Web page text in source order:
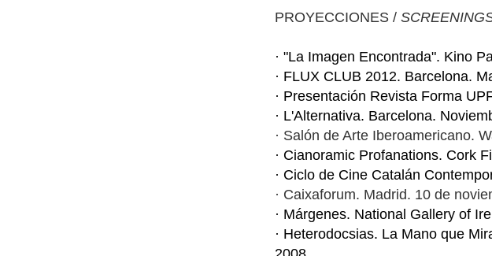
PROYECCIONES /
· "La Imagen Encontrada". Kino
· FLUX CLUB 2012. Barcelona.
· Presentación Revista Forma
· L'Alternativa. Barcelona.
· Salón de Arte Iberoamericano.
· Cianoramic Profanations. Cork
· Ciclo de Cine Catalán
· Caixaforum. Madrid. 10 de
· Márgenes. National Gallery of
· Heterodocsias. La Mano que